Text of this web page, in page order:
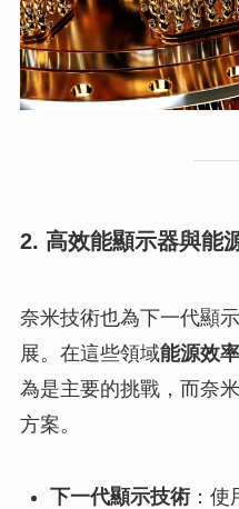
2. 高效能顯示器與能
奈米技術也為下一代顯
展。在這些領域能源效率
為是主要的挑戰，而奈
方案。
下一代顯示技術：使